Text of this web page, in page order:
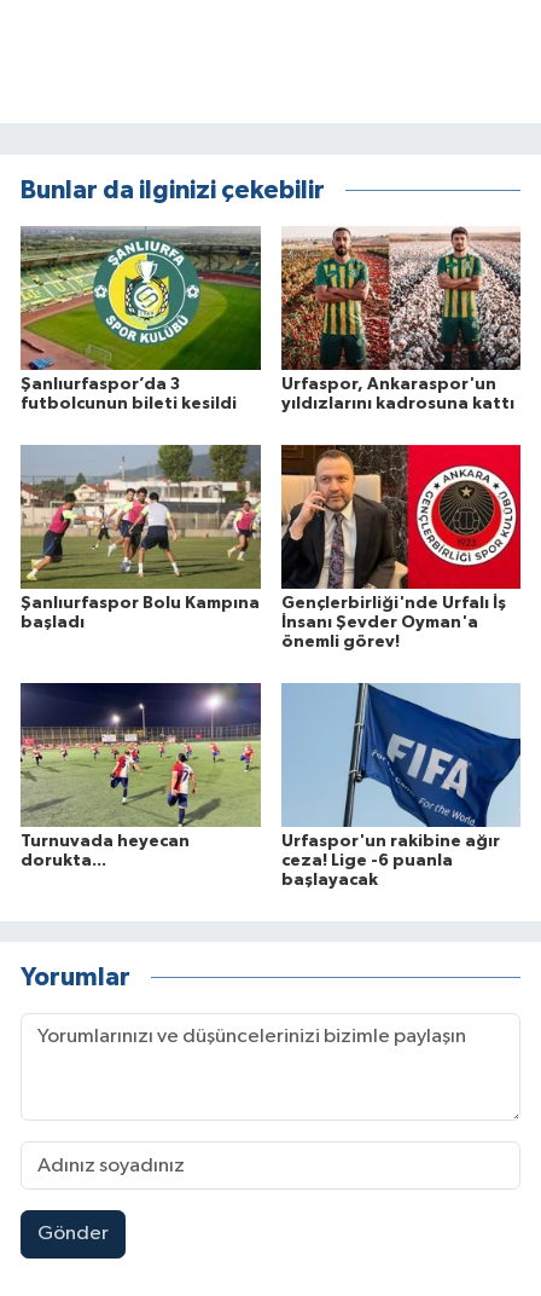
Bunlar da ilginizi çekebilir
Şanlıurfaspor’da 3
futbolcunun bileti kesildi
Urfaspor, Ankaraspor'un
yıldızlarını kadrosuna kattı
Şanlıurfaspor Bolu Kampına
başladı
Gençlerbirliği'nde Urfalı İş
İnsanı Şevder Oyman'a
önemli görev!
Turnuvada heyecan
dorukta...
Urfaspor'un rakibine ağır
ceza! Lige -6 puanla
başlayacak
Yorumlar
Gönder